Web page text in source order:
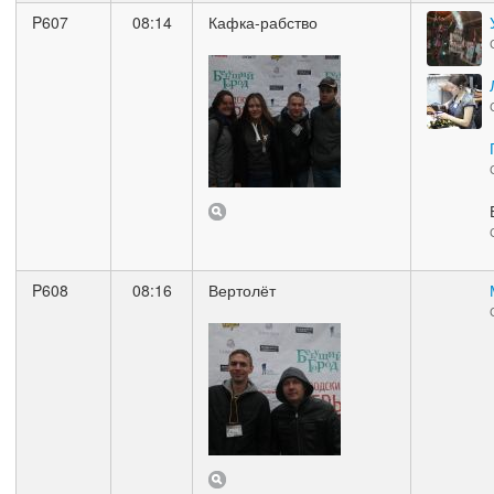
P607 08:14 Кафка-рабство
P608 08:16 Вертолёт